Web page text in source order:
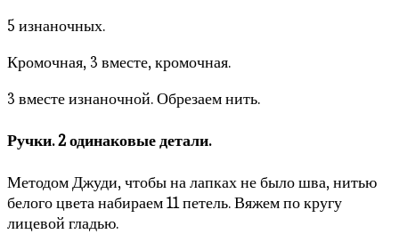
5 изнаночных.
Кромочная, 3 вместе, кромочная.
3 вместе изнаночной. Обрезаем нить.
Ручки. 2 одинаковые детали.
Методом Джуди, чтобы на лапках не было шва, нитью
белого цвета набираем 11 петель. Вяжем по кругу
лицевой гладью.